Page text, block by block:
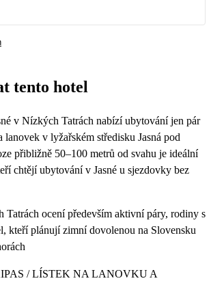
640 2 640 2 640 2 640 2 640 2 640
22
29 30
tento hotel
v Nízkých Tatrách nabízí ubytování jen pár
lanovek v lyžařském středisku Jasná pod
přibližně 50–100 metrů od svahu je ideální
chtějí ubytování v Jasné u sjezdovky bez
ocení především aktivní páry, rodiny s
kteří plánují zimní dovolenou na Slovensku
/ LÍSTEK NA LANOVKU A